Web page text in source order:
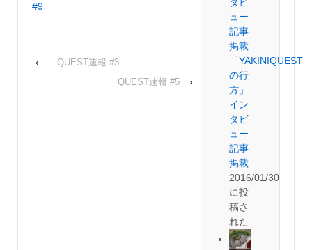
#9
‹
QUEST速報 #3
QUEST速報 #5
›
「YAKINIQUEST
の行
方」
イン
タビ
ュー
記事
掲載
2016/01/30
に投
稿さ
れた